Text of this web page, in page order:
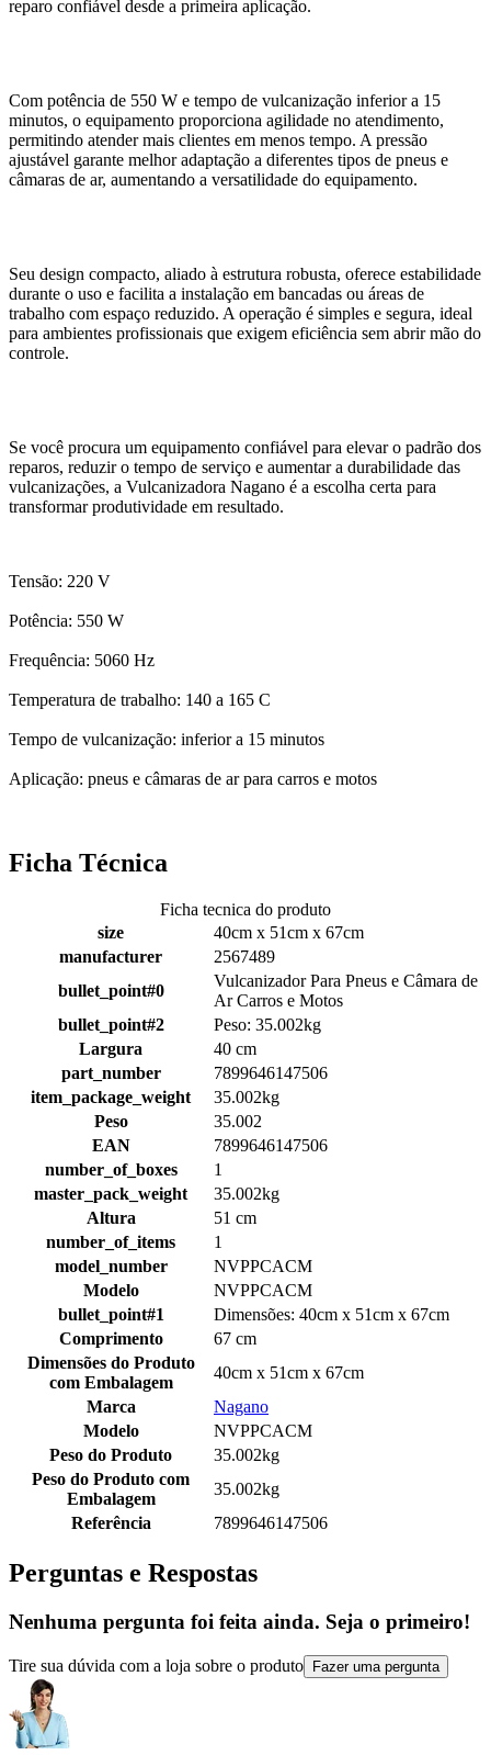
reparo confiável desde a primeira aplicação.
Com potência de 550 W e tempo de vulcanização inferior a 15
minutos, o equipamento proporciona agilidade no atendimento,
permitindo atender mais clientes em menos tempo. A pressão
ajustável garante melhor adaptação a diferentes tipos de pneus e
câmaras de ar, aumentando a versatilidade do equipamento.
Seu design compacto, aliado à estrutura robusta, oferece estabilidade
durante o uso e facilita a instalação em bancadas ou áreas de
trabalho com espaço reduzido. A operação é simples e segura, ideal
para ambientes profissionais que exigem eficiência sem abrir mão do
controle.
Se você procura um equipamento confiável para elevar o padrão dos
reparos, reduzir o tempo de serviço e aumentar a durabilidade das
vulcanizações, a Vulcanizadora Nagano é a escolha certa para
transformar produtividade em resultado.
Tensão: 220 V
Potência: 550 W
Frequência: 5060 Hz
Temperatura de trabalho: 140 a 165 C
Tempo de vulcanização: inferior a 15 minutos
Aplicação: pneus e câmaras de ar para carros e motos
Ficha Técnica
Ficha tecnica do produto
size
40cm x 51cm x 67cm
manufacturer
2567489
bullet_point#0
Vulcanizador Para Pneus e Câmara de
Ar Carros e Motos
bullet_point#2
Peso: 35.002kg
Largura
40 cm
part_number
7899646147506
item_package_weight
35.002kg
Peso
35.002
EAN
7899646147506
number_of_boxes
1
master_pack_weight
35.002kg
Altura
51 cm
number_of_items
1
model_number
NVPPCACM
Modelo
NVPPCACM
bullet_point#1
Dimensões: 40cm x 51cm x 67cm
Comprimento
67 cm
Dimensões do Produto
com Embalagem
40cm x 51cm x 67cm
Marca
Nagano
Modelo
NVPPCACM
Peso do Produto
35.002kg
Peso do Produto com
Embalagem
35.002kg
Referência
7899646147506
Perguntas e Respostas
Nenhuma pergunta foi feita ainda. Seja o primeiro!
Tire sua dúvida com a loja sobre o produto Fazer uma pergunta